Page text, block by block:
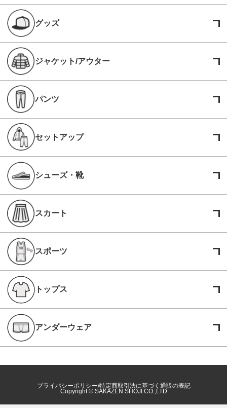
グッズ
ジャケット/アウター
パンツ
セットアップ
シューズ・靴
スカート
スポーツ
トップス
アンダーウェア
プライバシーポリシー 特定商取引法に基づく通販の表記
Copyright © SAKAZEN SHOJI CO.,LTD